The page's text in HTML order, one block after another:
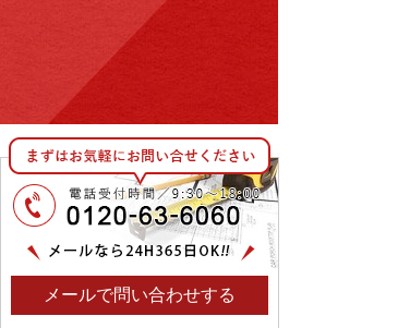
メールで問い合わせする